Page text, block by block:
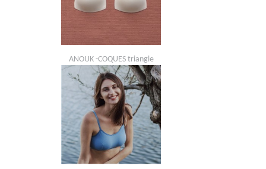
ANOUK -COQUES triangle